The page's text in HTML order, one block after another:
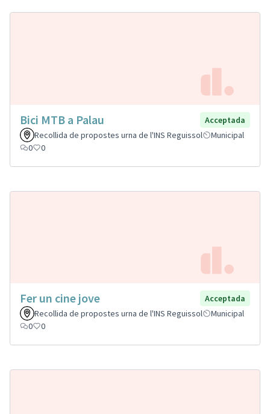
Bici MTB a Palau
Acceptada
Recollida de propostes urna de l'INS Reguissol
Municipal
0
0
Fer un cine jove
Acceptada
Recollida de propostes urna de l'INS Reguissol
Municipal
0
0